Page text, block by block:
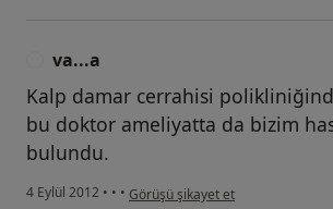
va...a
Kalp damar cerrahisi
bu doktor ameliyatta da bizim
bulundu.
4 Eylül 2012 • • • kullanıcının görüşüne göre va...a
Görüşü şikayet et